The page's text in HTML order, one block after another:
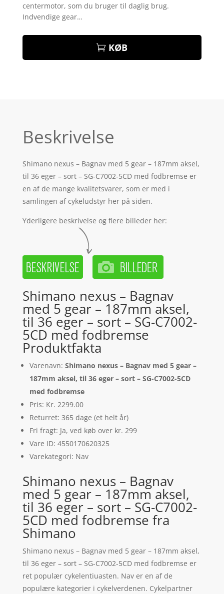
centermotor, som du bruger til daglig brug.
Indvendige gear…
KØB
Beskrivelse
Shimano nexus – Bagnav med 5 gear – 187mm aksel,
til 36 eger – sort – SG-C7002-5CD med fodbremse er
en af de mange kvalitetsvarer, som er med i
samlingen af cykeludstyr her på siden.
Yderligere beskrivelse og flere billeder her:
Shimano nexus – Bagnav
med 5 gear – 187mm aksel,
til 36 eger – sort – SG-C7002-
5CD med fodbremse
Produktfakta
Varenavn: Shimano nexus – Bagnav med 5 gear –
187mm aksel, til 36 eger – sort – SG-C7002-5CD
med fodbremse
Pris: Kr. 2299.00
Returret: 365 dage (et helt år)
Fri fragt: Ja, ved køb over kr. 299
Vare ID: 4550170620325
Varekategori: Nav
Shimano nexus – Bagnav
med 5 gear – 187mm aksel,
til 36 eger – sort – SG-C7002-
5CD med fodbremse fra
Shimano
Shimano nexus – Bagnav med 5 gear – 187mm aksel,
til 36 eger – sort – SG-C7002-5CD med fodbremse er
ret populær cykelentiuasten. Nav er en af de
populære kategorier i cykelverdenen. Cykelpartner